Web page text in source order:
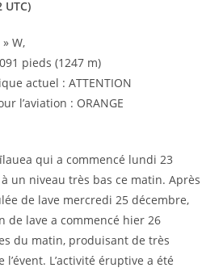
» W,
pieds (1247 m)
actuel : ATTENTION
l’aviation : ORANGE
qui a commencé lundi 23
un niveau très bas ce matin. Après
de lave mercredi 25 décembre,
de lave a commencé hier 26
du matin, produisant de très
L’activité éruptive a été